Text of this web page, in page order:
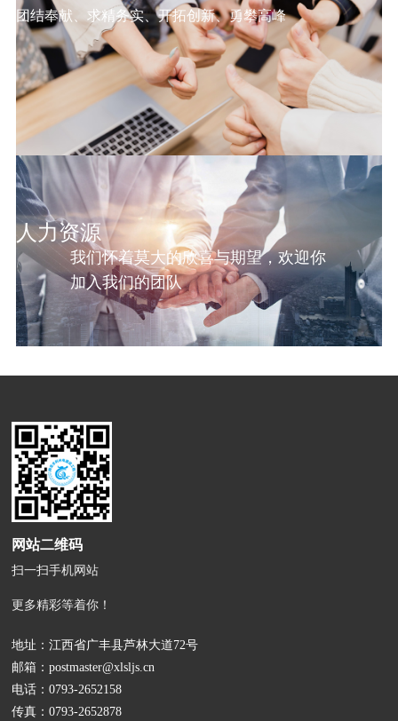
团结奉献、求精务实、开拓创新、勇攀高峰
人力资源
我们怀着莫大的欣喜与期望，欢迎你
加入我们的团队
网站二维码
扫一扫手机网站
更多精彩等着你！
地址：江西省广丰县芦林大道72号
邮箱：postmaster@xlsljs.cn
电话：0793-2652158
传真：0793-2652878